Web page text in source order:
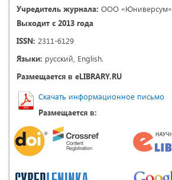
Учредитель журнала: ООО «Юниверсум»
Выходит с 2013 года
ISSN: 2311-6129
Языки: русский, English.
Размещается в eLIBRARY.RU
Скачать информационное письмо
Размещается в: